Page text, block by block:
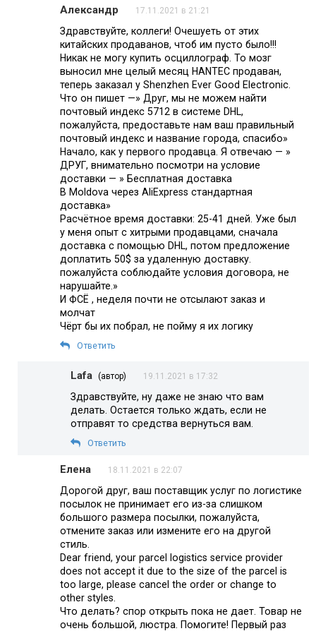
Александр 17.11.2021 в 21:21
Здравствуйте, коллеги! Очешуеть от этих
китайских продаванов, чтоб им пусто было!!!
Никак не могу купить осциллограф. То мозг
выносил мне целый месяц HANTEC продаван,
теперь заказал у Shenzhen Ever Good Electronic.
Что он пишет —» Друг, мы не можем найти
почтовый индекс 5712 в системе DHL,
пожалуйста, предоставьте нам ваш правильный
почтовый индекс и название города, спасибо»
Начало, как у первого продавца. Я отвечаю — »
ДРУГ, внимательно посмотри на условие
доставки — » Бесплатная доставка
В Moldova через AliExpress стандартная
доставка»
Расчётное время доставки: 25-41 дней. Уже был
у меня опыт с хитрыми продавцами, сначала
доставка с помощью DHL, потом предложение
доплатить 50$ за удаленную доставку.
пожалуйста соблюдайте условия договора, не
нарушайте.»
И ФСЁ , неделя почти не отсылают заказ и
молчат
Чёрт бы их побрал, не пойму я их логику
Ответить
Lafa (автор) 19.11.2021 в 17:32
Здравствуйте, ну даже не знаю что вам
делать. Остается только ждать, если не
отправят то средства вернуться вам.
Ответить
Елена 18.11.2021 в 22:07
Дорогой друг, ваш поставщик услуг по логистике
посылок не принимает его из-за слишком
большого размера посылки, пожалуйста,
отмените заказ или измените его на другой
стиль.
Dear friend, your parcel logistics service provider
does not accept it due to the size of the parcel is
too large, please cancel the order or change to
other styles.
Что делать? спор открыть пока не дает. Товар не
очень большой, люстра. Помогите! Первый раз